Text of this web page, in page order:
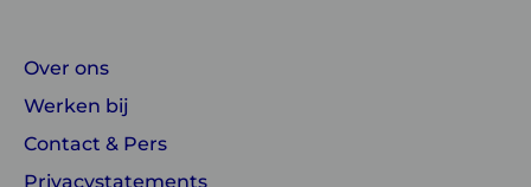
Over ons
Werken bij
Contact & Pers
Privacystatements